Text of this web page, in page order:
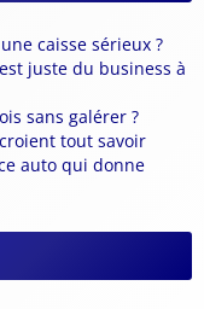
caisse sérieux ?
juste du business à
sans galérer ?
tout savoir
auto qui donne